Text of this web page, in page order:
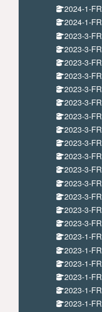
2024-1-
2024-1-
2023-3-
2023-3-
2023-3-
2023-3-
2023-3-
2023-3-
2023-3-
2023-3-
2023-3-
2023-3-
2023-3-
2023-3-
2023-3-
2023-3-
2023-3-
2023-1-
2023-1-
2023-1-
2023-1-
2023-1-
2023-1-